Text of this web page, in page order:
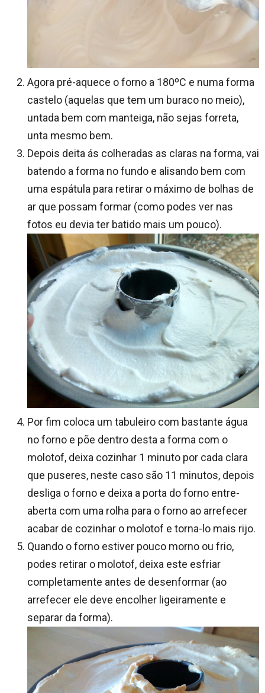
Agora pré-aquece o forno a 180ºC e numa forma
castelo (aquelas que tem um buraco no meio),
untada bem com manteiga, não sejas forreta,
unta mesmo bem.
Depois deita ás colheradas as claras na forma, vai
batendo a forma no fundo e alisando bem com
uma espátula para retirar o máximo de bolhas de
ar que possam formar (como podes ver nas
fotos eu devia ter batido mais um pouco).
Por fim coloca um tabuleiro com bastante água
no forno e põe dentro desta a forma com o
molotof, deixa cozinhar 1 minuto por cada clara
que puseres, neste caso são 11 minutos, depois
desliga o forno e deixa a porta do forno entre-
aberta com uma rolha para o forno ao arrefecer
acabar de cozinhar o molotof e torna-lo mais rijo.
Quando o forno estiver pouco morno ou frio,
podes retirar o molotof, deixa este esfriar
completamente antes de desenformar (ao
arrefecer ele deve encolher ligeiramente e
separar da forma).